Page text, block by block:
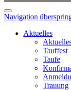
Navigation
Aktuelles
Tauffest
Taufe
Trauung